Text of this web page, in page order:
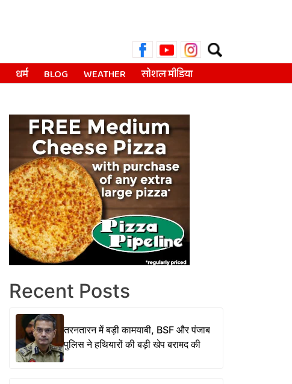
Search
for:
धर्म BLOG WEATHER सोशल मीडिया
Recent Posts
तरनतारन में बड़ी कामयाबी, BSF और पंजाब
पुलिस ने हथियारों की बड़ी खेप बरामद की